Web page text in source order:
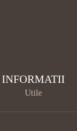
INFORMATII
Utile